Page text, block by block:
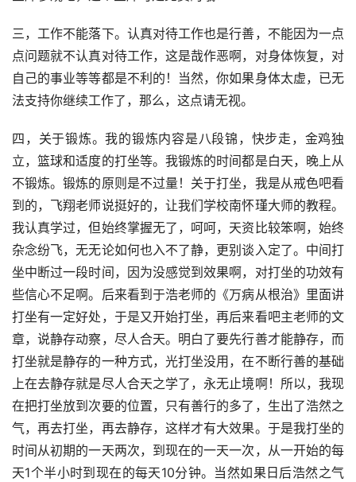
三，工作不能落下。认真对待工作也是行善，不能因为一点
点问题就不认真对待工作，这是哉作恶啊，对身体恢复，对
自己的事业等等都是不利的！当然，你如果身体太虚，已无
法支持你继续工作了，那么，这点请无视。
四，关于锻炼。我的锻炼内容是八段锦，快步走，金鸡独
立，篮球和适度的打坐等。我锻炼的时间都是白天，晚上从
不锻炼。锻炼的原则是不过量！关于打坐，我是从戒色吧看
到的，飞翔老师说挺好的，让我们学校南怀瑾大师的教程。
我认真学过，但始终掌握无了，呵呵，天资比较笨啊，始终
杂念纷飞，无无论如何也入不了静，更别谈入定了。中间打
坐中断过一段时间，因为没感觉到效果啊，对打坐的功效有
些信心不足啊。后来看到于浩老师的《万病从根治》里面讲
打坐有一定好处，于是又开始打坐，再后来看吧主老师的文
章，说静存动察，尽人合天。明白了要先行善才能静存，而
打坐就是静存的一种方式，光打坐没用，在不断行善的基础
上在去静存就是尽人合天之学了，永无止境啊！所以，我现
在把打坐放到次要的位置，只有善行的多了，生出了浩然之
气，再去打坐，再去静存，这样才有大效果。于是我打坐的
时间从初期的一天两次，到现在的一天一次，从一开始的每
天1个半小时到现在的每天10分钟。当然如果日后浩然之气